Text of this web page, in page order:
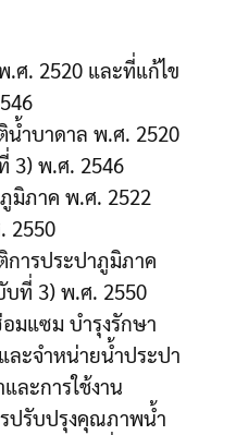
ศ. 2520 และที่แก้ไข
ำบาดาล พ.ศ. 2520
3) พ.ศ. 2546
มิภาค พ.ศ. 2522
2550
ารประปาภูมิภาค
บที่ 3) พ.ศ. 2550
มแซม บำรุงรักษา
ละจำหน่ายน้ำประปา
ละการใช้งาน
ปรับปรุงคุณภาพน้ำ